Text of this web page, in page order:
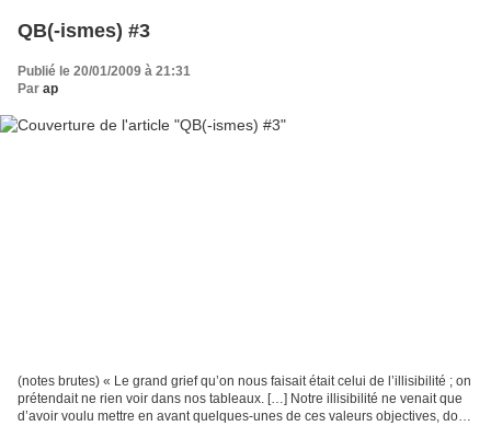
QB(-ismes) #3
Publié le 20/01/2009 à 21:31
Par ap
(notes brutes) « Le grand grief qu’on nous faisait était celui de l’illisibilité ; on
prétendait ne rien voir dans nos tableaux. […] Notre illisibilité ne venait que
d’avoir voulu mettre en avant quelques-unes de ces valeurs objectives, dont